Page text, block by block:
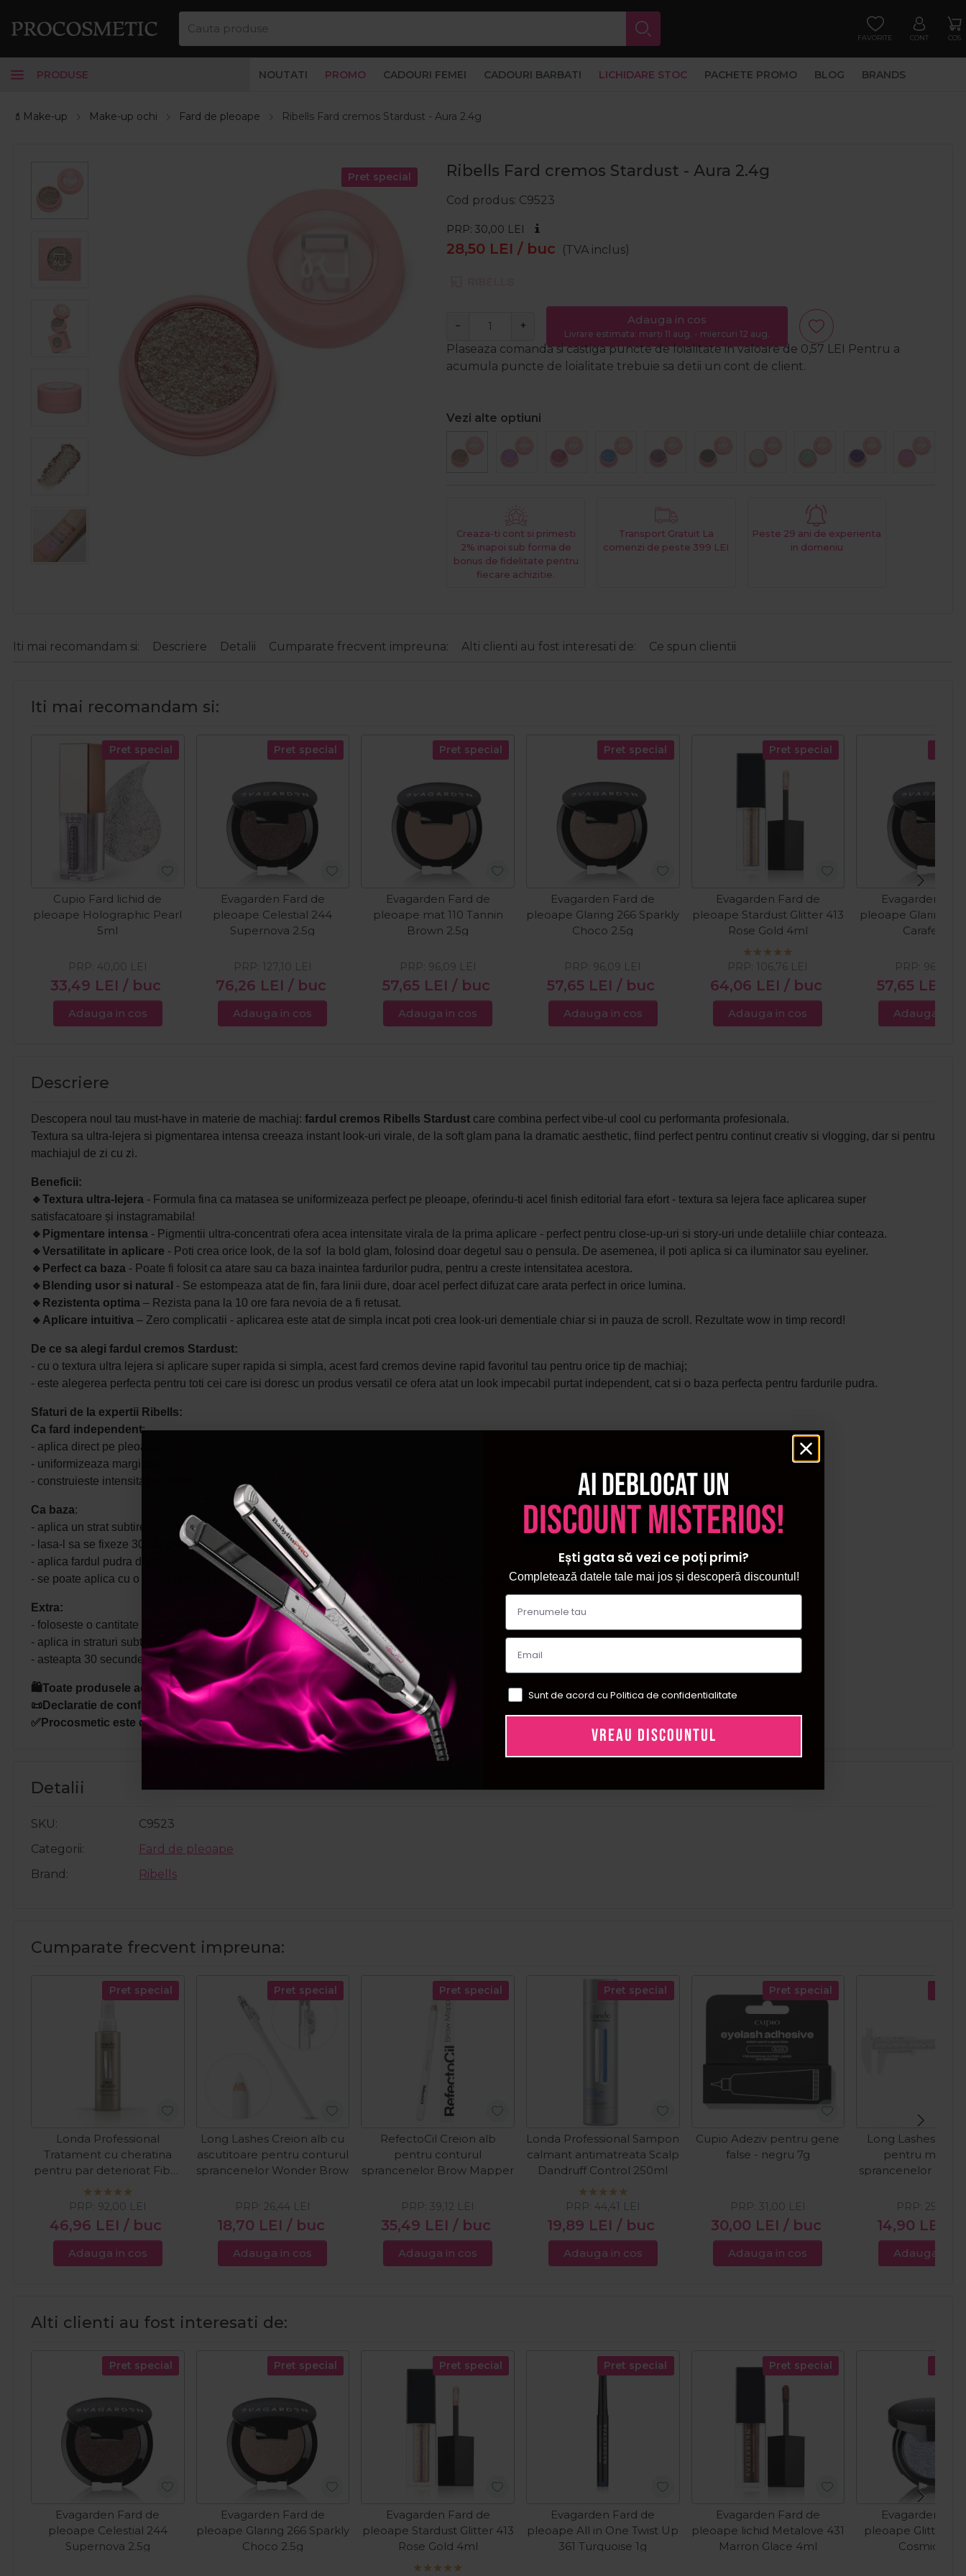
FAVORITE CONT COS
PRODUSE NOUTATI PROMO CADOURI FEMEI CADOURI BARBATI LICHIDARE STOC PACHETE PROMO BLOG BRANDS
💄Make-up Make-up ochi Fard de pleoape Ribells Fard cremos Stardust - Aura 2.4g
Pret special Ribells Fard cremos Stardust - Aura 2.4g
Cod produs C9523
PRP: 30,00 LEI
28,50 LEI / buc (TVA inclus)
− + Adauga in cos
Livrare estimata: marți 11 aug. - miercuri 12 aug.
Plaseaza comanda si castiga puncte de loialitate in valoare de 0,57 LEI
Pentru a
acumula puncte de loialitate trebuie sa detii un cont de client.
Vezi alte optiuni
Creaza-ti cont si primesti
2% inapoi sub forma de
bonus de fidelitate pentru
fiecare achizitie.
Transport Gratuit La
comenzi de peste 399 LEI
Peste 29 ani de experienta
in domeniu
Iti mai recomandam si: Descriere Detalii Cumparate frecvent impreuna: Alti clienti au fost interesati de: Ce spun clientii
Iti mai recomandam si:
Pret special
Cupio Fard lichid de
pleoape Holographic Pearl
5ml
33,49 LEI / buc
PRP: 40,00 LEI
Adauga in cos
Pret special
Evagarden Fard de
pleoape Celestial 244
Supernova 2.5g
76,26 LEI / buc
PRP: 127,10 LEI
Adauga in cos
Pret special
Evagarden Fard de
pleoape mat 110 Tannin
Brown 2.5g
57,65 LEI / buc
PRP: 96,09 LEI
Adauga in cos
Pret special
Evagarden Fard de
pleoape Glaring 266 Sparkly
Choco 2.5g
57,65 LEI / buc
PRP: 96,09 LEI
Adauga in cos
Pret special
Evagarden Fard de
pleoape Stardust Glitter 413
Rose Gold 4ml
64,06 LEI / buc
PRP: 106,76 LEI
Adauga in cos
Evagarden
pleoape Glaring
Carafe 2.5g
57,65 LEI
PRP: 96,09
Adauga in
Descriere
Descopera noul tau must-have in materie de machiaj: fardul cremos Ribells Stardust care combina perfect vibe-ul cool cu performanta profesionala.
Textura sa ultra-lejera si pigmentarea intensa creeaza instant look-uri virale, de la soft glam pana la dramatic aesthetic, fiind perfect pentru continut creativ si vlogging, dar si pentru
machiajul de zi cu zi.
Beneficii:
🔹Textura ultra-lejera - Formula fina ca matasea se uniformizeaza perfect pe pleoape, oferindu-ti acel finish editorial fara efort - textura sa lejera face aplicarea super
satisfacatoare și instagramabila!
🔹 Pigmentare intensa - Pigmentii ultra-concentrati ofera acea intensitate virala de la prima aplicare - perfect pentru close-up-uri si story-uri unde detaliile chiar conteaza.
🔹Versatilitate in aplicare - Poti crea orice look, de la sof la bold glam, folosind doar degetul sau o pensula. De asemenea, il poti aplica si ca iluminator sau eyeliner.
🔹 Perfect ca baza - Poate fi folosit ca atare sau ca baza inaintea fardurilor pudra, pentru a creste intensitatea acestora.
🔹 Blending usor si natural - Se estompeaza atat de fin, fara linii dure, doar acel perfect difuzat care arata perfect in orice lumina.
🔹 Rezistenta optima – Rezista pana la 10 ore fara nevoia de a fi retusat.
🔹 Aplicare intuitiva – Zero complicatii - aplicarea este atat de simpla incat poti crea look-uri dementiale chiar si in pauza de scroll. Rezultate wow in timp record!
De ce sa alegi fardul cremos Stardust:
- cu o textura ultra lejera si aplicare super rapida si simpla, acest fard cremos devine rapid favoritul tau pentru orice tip de machiaj;
- este alegerea perfecta pentru toti cei care isi doresc un produs versatil ce ofera atat un look impecabil purtat independent, cat si o baza perfecta pentru fardurile pudra.
Sfaturi de la expertii Ribells:
Ca fard independent:
- aplica direct pe pleoapa;
- uniformizeaza marginile;
- construieste intensitatea dorita.
Ca baza:
- aplica un strat subtire;
- lasa-l sa se fixeze 30 secunde;
- aplica fardul pudra dorit;
- se poate aplica cu o pensula plata din par sintetic sau chiar cu degetul inelar pe pleoapa mobila.
Extra:
- foloseste o cantitate mica pentru control maxim.
- aplica in straturi subtiri pentru durabilitate.
- asteapta 30 secunde intre straturi.
🛍️Toate produsele achizitionate de pe site-ul nostru sunt originale.
📜Declaratie de conformitate ProCosmetic.
✅Procosmetic este distribuitor autorizat Cupio.
Detalii
SKU
C9523
Categorii
Fard de pleoape
Brand
Ribells
Cumparate frecvent impreuna:
Pret special
Londa Professional
Tratament cu cheratina
pentru par deteriorat Fiber
Infusion 5 Minute 100ml
46,96 LEI / buc
PRP: 92,00 LEI
Adauga in cos
Pret special
Long Lashes Creion alb cu
ascutitoare pentru conturul
sprancenelor Wonder Brow
18,70 LEI / buc
PRP: 26,44 LEI
Adauga in cos
Pret special
RefectoCil Creion alb
pentru conturul
sprancenelor Brow Mapper
35,49 LEI / buc
PRP:39,12 LEI
Adauga in cos
Pret special
Londa Professional Sampon
calmant antimatreata Scalp
Dandruff Control 250ml
19,89 LEI / buc
PRP: 44,41 LEI
Adauga in cos
Pret special
Cupio Adeziv pentru gene
false - negru 7g
30,00 LEI / buc
PRP: 31,00 LEI
Adauga in cos
Long Lashes
pentru
sprancenelor
14,90 LEI
PRP: 25,42
Adauga in
Alti clienti au fost interesati de:
Pret special
Evagarden Fard de
pleoape Celestial 244
Supernova 2.5g
Pret special
Evagarden Fard de
pleoape Glaring 266 Sparkly
Choco 2.5g
Pret special
Evagarden Fard de
pleoape Stardust Glitter 413
Rose Gold 4ml
Pret special
Evagarden Fard de
pleoape All in One Twist Up
361 Turquoise 1g
Pret special
Evagarden Fard de
pleoape lichid Metalove 431
Marron Glace 4ml
Evagarden
pleoape Glitter
Cosmic
Ai deblocat un
discount misterios!
Ești gata să vezi ce poți primi?
Completează datele tale mai jos și descoperă discountul!
Sunt de acord cu Politica de confidentialitate
VREAU DISCOUNTUL